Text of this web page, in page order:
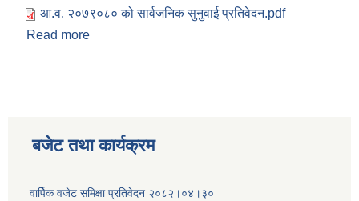
आ.व. २०७९०८० को सार्वजनिक सुनुवाई प्रतिवेदन.pdf
Read more
बजेट तथा कार्यक्रम
वार्पिक वजेट समिक्षा प्रतिवेदन २०८२।०४।३०